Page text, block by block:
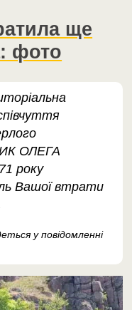
ще
фото
ОЛЕГА
року
Вашої втрати
у повідомленні